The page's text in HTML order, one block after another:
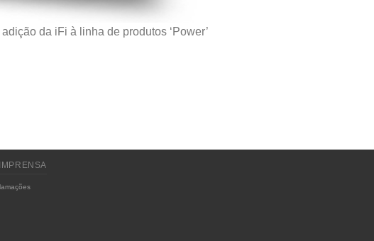
da iFi à linha de produtos ‘Power’
IMPRENSA